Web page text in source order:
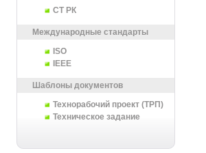
СТ РК
Международные стандарты
ISO
IEEE
Шаблоны документов
Технорабочий проект (ТРП)
Техническое задание